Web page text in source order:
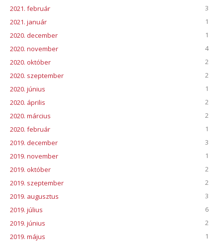
2021. február
3
2021. január
1
2020. december
1
2020. november
4
2020. október
2
2020. szeptember
2
2020. június
1
2020. április
2
2020. március
2
2020. február
1
2019. december
3
2019. november
1
2019. október
2
2019. szeptember
2
2019. augusztus
3
2019. július
6
2019. június
2
2019. május
1